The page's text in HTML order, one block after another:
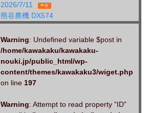
2026/7/11
中古
熊谷農機 DX574
Warning: Undefined variable $post in
/home/kawakaku/kawakaku-
nouki.jp/public_html/wp-
content/themes/kawakaku3/wiget.php
on line 197
Warning: Attempt to read property "ID"